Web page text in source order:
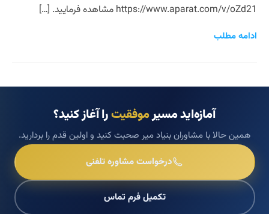
https://www.aparat.com/v/oZd21 مشاهده فرمایید. […]
ادامه مطلب
آمازه‌اید مسیرموفقیترا آغاز کنید؟
همین حالا با مشاوران بنیاد میر صحبت کنید و اولین قدم را بردارید.
درخواست مشاوره تلفنی
تکمیل فرم تماس